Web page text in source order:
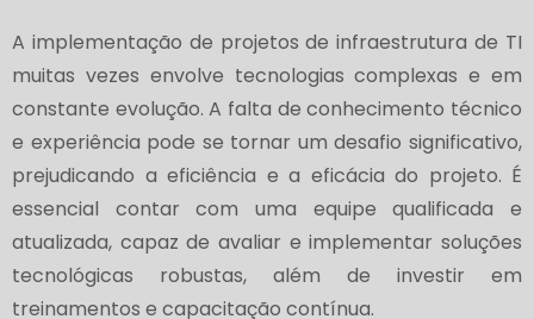
A implementação de projetos de infraestrutura de TI
muitas vezes envolve tecnologias complexas e em
constante evolução. A falta de conhecimento técnico
e experiência pode se tornar um desafio significativo,
prejudicando a eficiência e a eficácia do projeto. É
essencial contar com uma equipe qualificada e
atualizada, capaz de avaliar e implementar soluções
tecnológicas robustas, além de investir em
treinamentos e capacitação contínua.